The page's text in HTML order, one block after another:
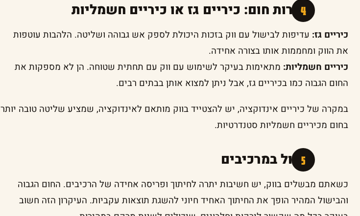
מקורות חום: כיריים גז או כיריים חשמליות
כיריים גז: עדיפות לבישול עם ווק בזכות היכולת לספק אש גבוהה ושליטה. הלהבות עוטפות
את הווק ומחממות אותו בצורה אחידה.
כיריים חשמליות: מתאימות בעיקר לשימוש עם ווק עם תחתית שטוחה. הן לא מספקות את
החום הגבוה כמו בכיריים גז, אבל ניתן למצוא אותן בבתים רבים.
במקרה של כיריים אינדוקציה, יש להצטייד בווק מותאם לאינדוקציה, שמציע שליטה טובה יותר
בחום מכיריים חשמליות סטנדרטיות.
טיפול במרכיבים
כשאתם מבשלים בווק, יש חשיבות יתרה לחיתוך ופריסה אחידה של הרכיבים. החום הגבוה
והבישול המהיר הופך את החיתוך האחיד חיוני להשגת תוצאות עקביות. העיקרון הזה חשוב